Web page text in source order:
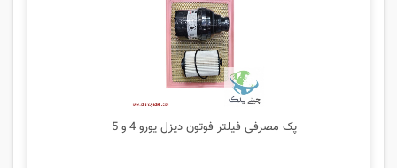
پک مصرفی فیلتر فوتون دیزل یورو 4 و 5